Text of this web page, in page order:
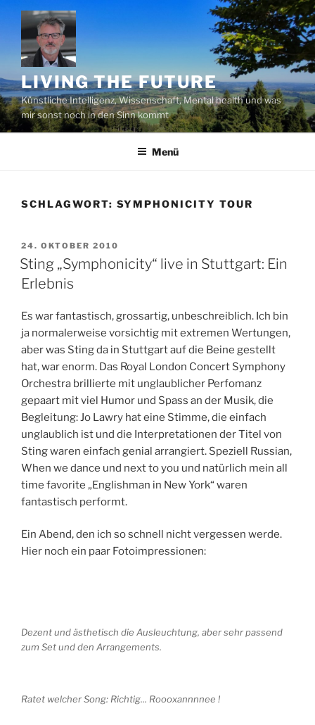
Zum
Inhalt
springen
LIVING THE FUTURE
Künstliche Intelligenz, Wissenschaft, Mental health und was
mir sonst noch in den Sinn kommt
Menü
SCHLAGWORT: SYMPHONICITY TOUR
VERÖFFENTLICHT
AM
24. OKTOBER 2010
Sting „Symphonicity“ live in Stuttgart: Ein
Erlebnis
Es war fantastisch, grossartig, unbeschreiblich. Ich bin
ja normalerweise vorsichtig mit extremen Wertungen,
aber was Sting da in Stuttgart auf die Beine gestellt
hat, war enorm. Das Royal London Concert Symphony
Orchestra brillierte mit unglaublicher Perfomanz
gepaart mit viel Humor und Spass an der Musik, die
Begleitung: Jo Lawry hat eine Stimme, die einfach
unglaublich ist und die Interpretationen der Titel von
Sting waren einfach genial arrangiert. Speziell Russian,
When we dance und next to you und natürlich mein all
time favorite „Englishman in New York“ waren
fantastisch performt.
Ein Abend, den ich so schnell nicht vergessen werde.
Hier noch ein paar Fotoimpressionen:
Dezent und ästhetisch die Ausleuchtung, aber sehr passend
zum Set und den Arrangements.
Ratet welcher Song: Richtig... Roooxannnnee !